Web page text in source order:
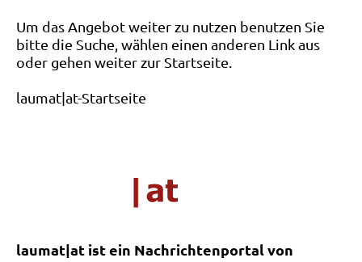
Um das Angebot weiter zu nutzen benutzen Sie
bitte die Suche, wählen einen anderen Link aus
oder gehen weiter zur Startseite.
laumat|at-Startseite
laumat|at ist ein Nachrichtenportal von